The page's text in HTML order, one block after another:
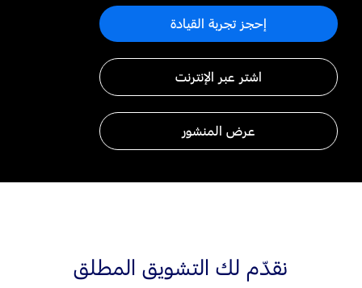
إحجز تجربة القيادة
اشتر عبر الإنترنت
عرض المنشور
نقدّم لك التشويق المطلق